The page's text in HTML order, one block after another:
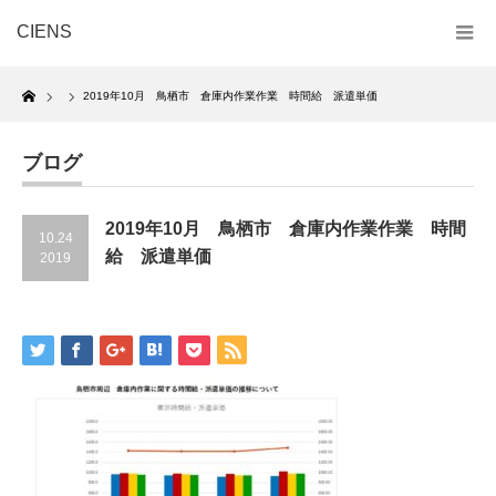
CIENS
Home
2019年10月 鳥栖市 倉庫内作業作業 時間給 派遣単価
ブログ
10.24
2019
2019年10月 鳥栖市 倉庫内作業作業 時間
給 派遣単価